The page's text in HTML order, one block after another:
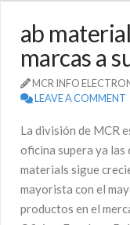
ab
marcas a
MCR INFO
LEAVE A COMMENT
La división de MCR
oficina supera ya las
materials sigue
mayorista con el
productos en el